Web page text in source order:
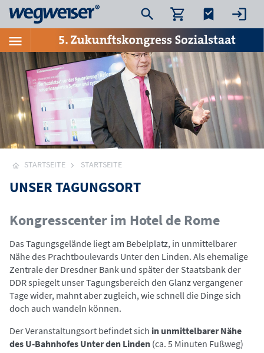
STARTSEITE STARTSEITE
UNSER TAGUNGSORT
Kongresscenter im Hotel de Rome
Das Tagungsgelände liegt am Bebelplatz, in unmittelbarer
Nähe des Prachtboulevards Unter den Linden. Als ehemalige
Zentrale der Dresdner Bank und später der Staatsbank der
DDR spiegelt unser Tagungsbereich den Glanz vergangener
Tage wider, mahnt aber zugleich, wie schnell die Dinge sich
doch auch wandeln können.
Der Veranstaltungsort befindet sich in unmittelbarer Nähe
des U-Bahnhofes Unter den Linden (ca. 5 Minuten Fußweg)